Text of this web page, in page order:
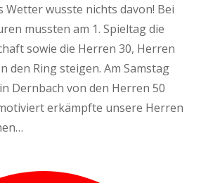
Wetter wusste nichts davon! Bei
mussten am 1. Spieltag die
sowie die Herren 30, Herren
den Ring steigen. Am Samstag
Dernbach von den Herren 50
erkämpfte unsere Herren